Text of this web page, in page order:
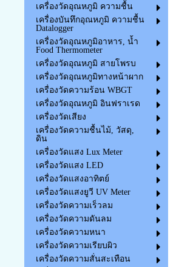
เครื่องวัดอุณหภูมิ ความชื้น
เครื่องบันทึกอุณหภูมิ ความชื้น
Datalogger
เครื่องวัดอุณหภูมิอาหาร, น้ำ
Food Thermometer
เครื่องวัดอุณหภูมิ สายโพรบ
เครื่องวัดอุณหภูมิทางหน้าผาก
เครื่องวัดความร้อน WBGT
เครื่องวัดอุณหภูมิ อินฟราเรด
เครื่องวัดเสียง
เครื่องวัดความชื้นไม้, วัสดุ,
ดิน
เครื่องวัดแสง Lux Meter
เครื่องวัดแสง LED
เครื่องวัดแสงอาทิตย์
เครื่องวัดแสงยูวี UV Meter
เครื่องวัดความเร็วลม
เครื่องวัดความดันลม
เครื่องวัดความหนา
เครื่องวัดความเรียบผิว
เครื่องวัดความสั่นสะเทือน